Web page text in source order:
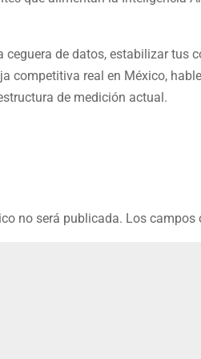
ceguera de datos, estabilizar tus
competitiva real en México,
de medición actual.
no será publicada. Los campos